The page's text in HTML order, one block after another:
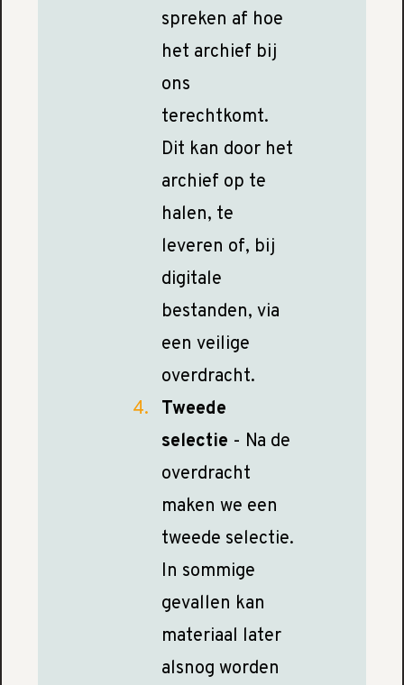
spreken af hoe
het archief bij
ons
terechtkomt.
Dit kan door het
archief op te
halen, te
leveren of, bij
digitale
bestanden, via
een veilige
overdracht.
Tweede
selectie - Na de
overdracht
maken we een
tweede selectie.
In sommige
gevallen kan
materiaal later
alsnog worden